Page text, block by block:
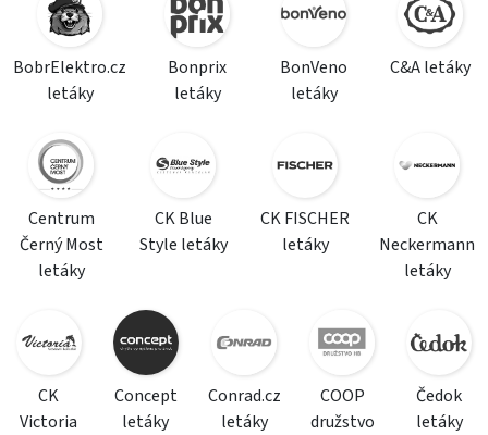
BobrElektro.cz
letáky
Bonprix
letáky
BonVeno
letáky
C&A letáky
Centrum
Černý Most
letáky
CK Blue
Style letáky
CK FISCHER
letáky
CK
Neckermann
letáky
CK
Victoria
Concept
letáky
Conrad.cz
letáky
COOP
družstvo
Čedok
letáky